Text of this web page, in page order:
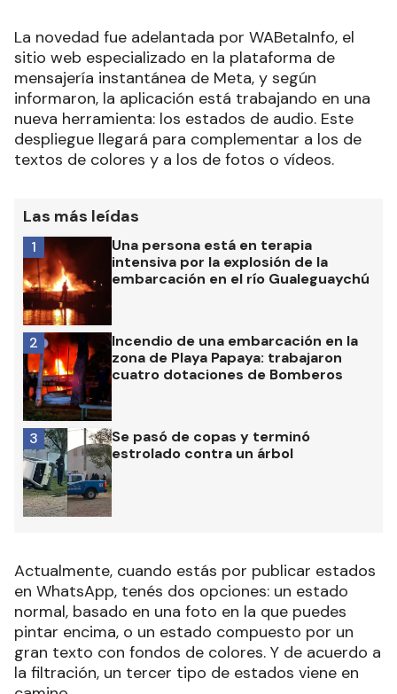
La novedad fue adelantada por WABetaInfo, el
sitio web especializado en la plataforma de
mensajería instantánea de Meta, y según
informaron, la aplicación está trabajando en una
nueva herramienta: los estados de audio. Este
despliegue llegará para complementar a los de
textos de colores y a los de fotos o vídeos.
Las más leídas
Una persona está en terapia
intensiva por la explosión de la
embarcación en el río Gualeguaychú
1
Incendio de una embarcación en la
zona de Playa Papaya: trabajaron
cuatro dotaciones de Bomberos
2
Se pasó de copas y terminó
estrolado contra un árbol
3
Actualmente, cuando estás por publicar estados
en WhatsApp, tenés dos opciones: un estado
normal, basado en una foto en la que puedes
pintar encima, o un estado compuesto por un
gran texto con fondos de colores. Y de acuerdo a
la filtración, un tercer tipo de estados viene en